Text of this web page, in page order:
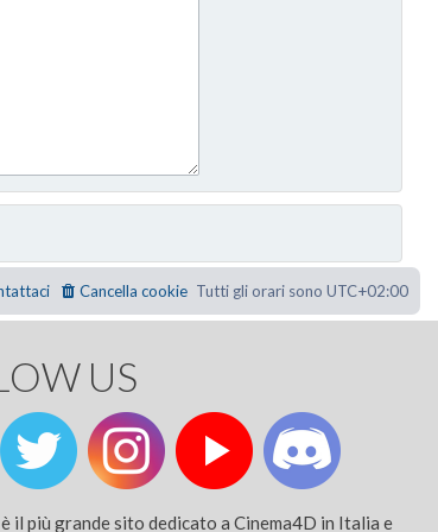
Tutti gli orari sono UTC+02:00
Cancella cookie
US
il più grande sito dedicato a Cinema4D in Italia e